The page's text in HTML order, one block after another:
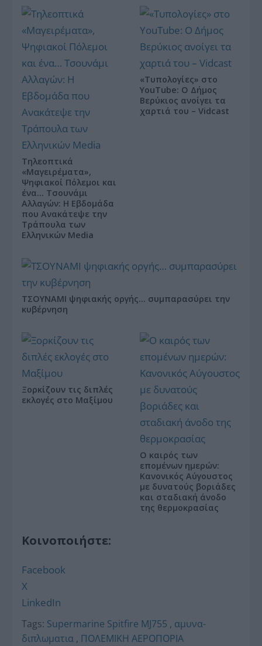
Τηλεοπτικά
«Μαγειρέματα»,
Ψηφιακοί Πόλεμοι και
ένα… Τσουνάμι
Αλλαγών: Η Εβδομάδα
που Ανακάτεψε την
Τράπουλα των
Ελληνικών Media
«Τυπολογίες» στο
YouTube: Ο Δήμος
Βερύκιος ανοίγει τα
χαρτιά του – Vidcast
ΤΣΟΥΝΑΜΙ ψηφιακής οργής… συμπαρασύρει την
κυβέρνηση
Ξορκίζουν τις διπλές
εκλογές στο Μαξίμου
Ο καιρός των
επομένων ημερών:
Κανονικός Αύγουστος
με δυνατούς βοριάδες
και σταδιακή άνοδο
της θερμοκρασίας
Κοινοποιήστε:
Facebook
X
LinkedIn
Tags: Supermarine Spitfire MJ755 , αμυνα-
διπλωματια , ΠΟΛΕΜΙΚΗ ΑΕΡΟΠΟΡΙΑ